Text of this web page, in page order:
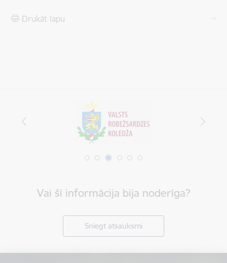
Drukāt lapu
Vai šī informācija bija noderīga?
Sniegt atsauksmi